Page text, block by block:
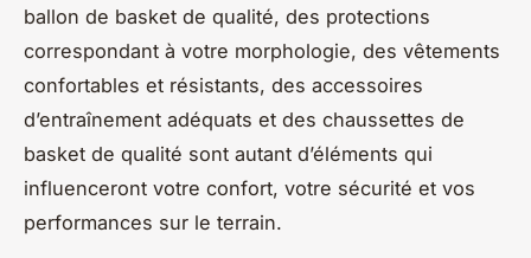
ballon de basket de qualité, des protections
correspondant à votre morphologie, des vêtements
confortables et résistants, des accessoires
d’entraînement adéquats et des chaussettes de
basket de qualité sont autant d’éléments qui
influenceront votre confort, votre sécurité et vos
performances sur le terrain.